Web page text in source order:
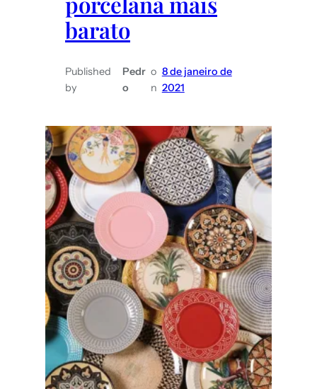
barato
Published
by
Pedr
o
o
n
8 de janeiro de
2021